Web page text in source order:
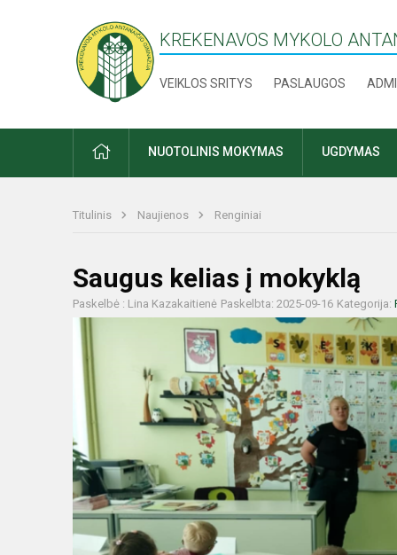
KREKENAVOS MYKOLO
VEIKLOS SRITYS PASLAUGOS
PRADŽIANUOTOLINIS MOKYMAS UGDYMAS
Titulinis Naujienos Renginiai
Saugus kelias į mokyklą
Paskelbė : Lina Kazakaitienė Paskelbta: 2025-09-16 Kategorija: